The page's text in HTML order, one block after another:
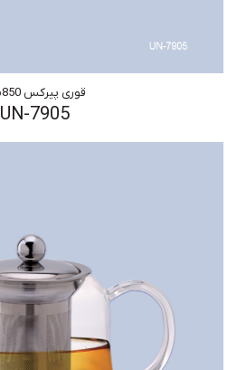
قوری پیرکس 850میل
UN-7905